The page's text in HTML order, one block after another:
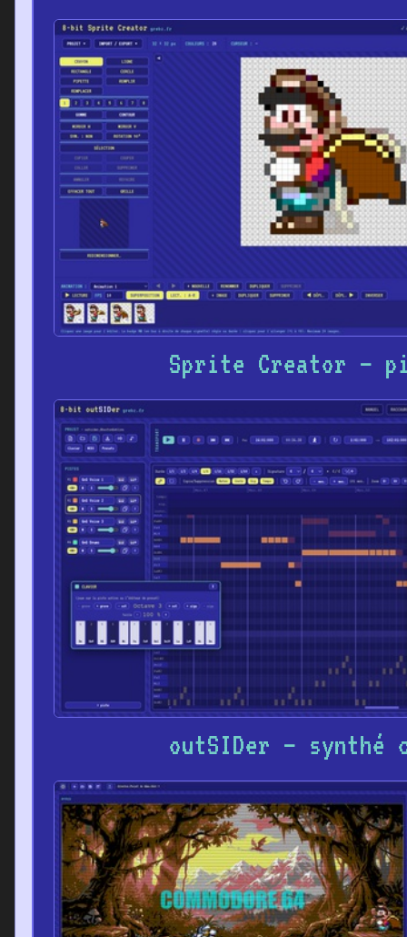
Sprite Creator –
outSIDer – synthé